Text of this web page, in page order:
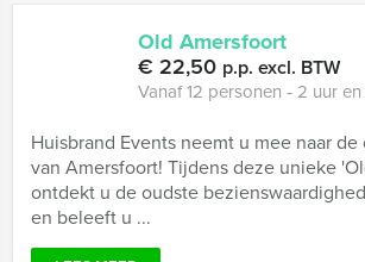
Old Amersfoort
€ 22,50 p.p. excl. BTW
Vanaf 12 personen ‐ 2 uur
Huisbrand Events neemt u mee naar
van Amersfoort! Tijdens deze unieke
ontdekt u de oudste
en beleeft u ...